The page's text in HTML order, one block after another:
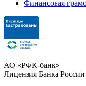
Финансовая
АО «РФК-банк»
Лицензия Банка